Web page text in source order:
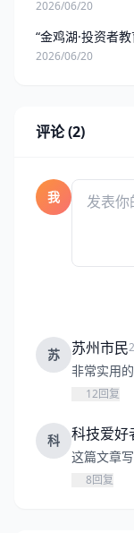
2026/06/20
“金鸡湖·投资者
2026/06/20
评论 (2)
我
苏 苏州市民
非常实用
12回复
科 科技爱好
这篇文章
8回复